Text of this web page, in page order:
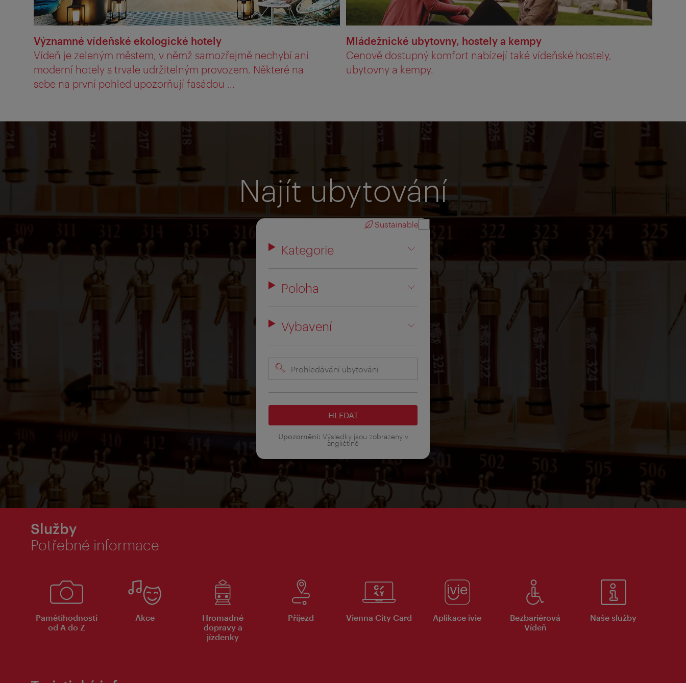
Významné vídeňské ekologické hotely
Vídeň je zeleným městem, v němž samozřejmě nechybí ani
moderní hotely s trvale udržitelným provozem. Některé na
sebe na první pohled upozorňují fasádou ...
Mládežnické ubytovny, hostely a kempy
Cenově dostupný komfort nabízejí také vídeňské hostely,
ubytovny a kempy.
Najít ubytování
Sustainable
Kategorie
Poloha
Vybavení
Prohledávání
ubytování
HLEDAT
Upozornění: Výsledky jsou zobrazeny v
angličtině
Služby
Potřebné informace
Pamětihodnosti
od A do Z
Akce
Hromadné
dopravy a
jízdenky
Příjezd Vienna City Card Aplikace ivie
Bezbariérová
Vídeň
Naše služby